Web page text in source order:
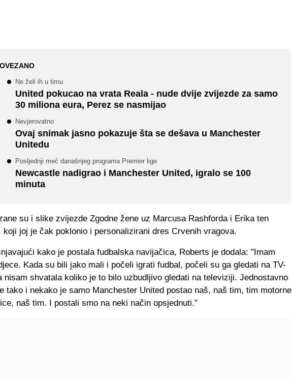
Ne želi ih u timu
United pokucao na vrata Reala - nude dvije zvijezde za samo
30 miliona eura, Perez se nasmijao
Nevjerovatno
Ovaj snimak jasno pokazuje šta se dešava u Manchester
Unitedu
Posljednji meč današnjeg programa Premier lige
Newcastle nadigrao i Manchester United, igralo se 100
minuta
su i slike zvijezde Zgodne žene uz Marcusa Rashforda i Erika ten
koji joj je čak poklonio i personalizirani dres Crvenih vragova.
kako je postala fudbalska navijačica, Roberts je dodala: "Imam
Kada su bili jako mali i počeli igrati fudbal, počeli su ga gledati na TV-
nisam shvatala koliko je to bilo uzbudljivo gledati na televiziji. Jednostavno
tako i nekako je samo Manchester United postao naš, naš tim, tim motorne
naš tim. I postali smo na neki način opsjednuti."